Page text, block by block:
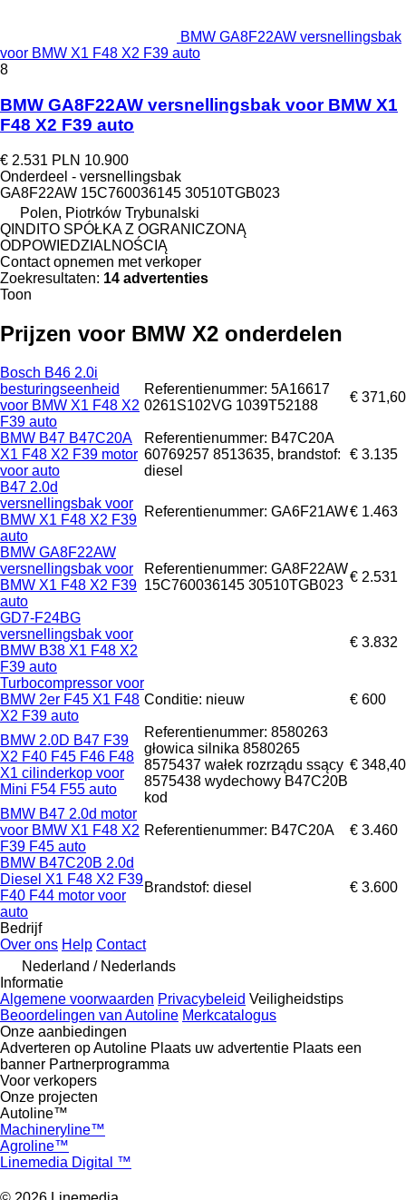
BMW GA8F22AW versnellingsbak
voor BMW X1 F48 X2 F39 auto
8
BMW GA8F22AW versnellingsbak voor BMW X1
F48 X2 F39 auto
€ 2.531 PLN 10.900
Onderdeel - versnellingsbak
GA8F22AW 15C760036145 30510TGB023
Polen, Piotrków Trybunalski
QINDITO SPÓŁKA Z OGRANICZONĄ
ODPOWIEDZIALNOŚCIĄ
Contact opnemen met verkoper
Zoekresultaten: 14 advertenties
Toon
Prijzen voor BMW X2 onderdelen
Bosch B46 2.0i
besturingseenheid
voor BMW X1 F48 X2
F39 auto
Referentienummer: 5A16617
0261S102VG 1039T52188
€ 371,60
BMW B47 B47C20A
X1 F48 X2 F39 motor
voor auto
Referentienummer: B47C20A
60769257 8513635, brandstof:
diesel
€ 3.135
B47 2.0d
versnellingsbak voor
BMW X1 F48 X2 F39
auto
Referentienummer: GA6F21AW€ 1.463
BMW GA8F22AW
versnellingsbak voor
BMW X1 F48 X2 F39
auto
Referentienummer: GA8F22AW
15C760036145 30510TGB023
€ 2.531
GD7-F24BG
versnellingsbak voor
BMW B38 X1 F48 X2
F39 auto
€ 3.832
Turbocompressor voor
BMW 2er F45 X1 F48
X2 F39 auto
Conditie: nieuw € 600
BMW 2.0D B47 F39
X2 F40 F45 F46 F48
X1 cilinderkop voor
Mini F54 F55 auto
Referentienummer: 8580263
głowica silnika 8580265
8575437 wałek rozrządu ssący
8575438 wydechowy B47C20B
kod
€ 348,40
BMW B47 2.0d motor
voor BMW X1 F48 X2
F39 F45 auto
Referentienummer: B47C20A € 3.460
BMW B47C20B 2.0d
Diesel X1 F48 X2 F39
F40 F44 motor voor
auto
Brandstof: diesel € 3.600
Bedrijf
Over ons Help Contact
Nederland / Nederlands
Informatie
Algemene voorwaarden Privacybeleid Veiligheidstips
Beoordelingen van Autoline Merkcatalogus
Onze aanbiedingen
Adverteren op Autoline Plaats uw advertentie Plaats een
banner Partnerprogramma
Voor verkopers
Onze projecten
Autoline™
Machineryline™
Agroline™
Linemedia Digital ™